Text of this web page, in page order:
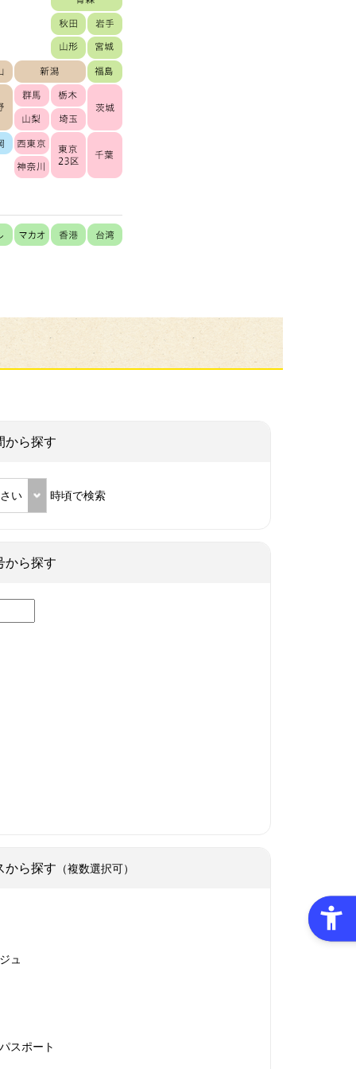
から探す
い 時頃で検索
から探す
から探す （複数選択可）
ュ
スポート